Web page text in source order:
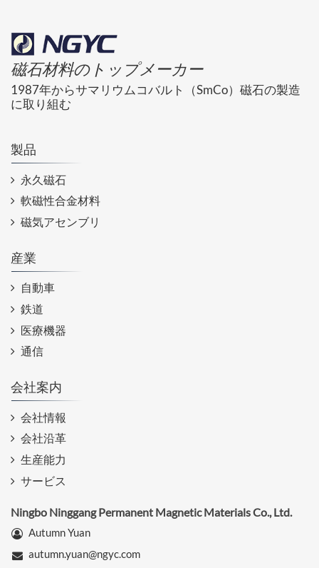
磁石材料のトップメーカー
1987年からサマリウムコバルト（SmCo）磁石の製造
に取り組む
製品
永久磁石
軟磁性合金材料
磁気アセンブリ
産業
自動車
鉄道
医療機器
通信
会社案内
会社情報
会社沿革
生産能力
サービス
Ningbo Ninggang Permanent Magnetic Materials Co., Ltd.
Autumn Yuan
autumn.yuan@ngyc.com